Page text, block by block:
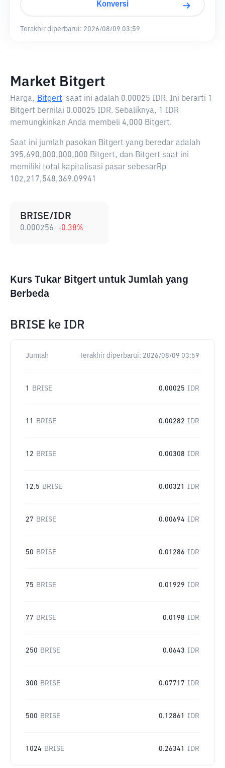
Konversi
Terakhir diperbarui: 2026/08/09 03:59
Market Bitgert
Harga, Bitgert saat ini adalah 0.00025 IDR. Ini berarti 1
Bitgert bernilai 0.00025 IDR. Sebaliknya, 1 IDR
memungkinkan Anda membeli 4,000 Bitgert.
Saat ini jumlah pasokan Bitgert yang beredar adalah
395,690,000,000,000 Bitgert, dan Bitgert saat ini
memiliki total kapitalisasi pasar sebesarRp
102,217,548,369.09941
BRISE/IDR
0.000256 -0.38%
Kurs Tukar Bitgert untuk Jumlah yang
Berbeda
BRISE ke IDR
Jumlah Terakhir diperbarui: 2026/08/09 03:59
1 BRISE 0.00025 IDR
11 BRISE 0.00282 IDR
12 BRISE 0.00308 IDR
12.5 BRISE 0.00321 IDR
27 BRISE 0.00694 IDR
50 BRISE 0.01286 IDR
75 BRISE 0.01929 IDR
77 BRISE 0.0198 IDR
250 BRISE 0.0643 IDR
300 BRISE 0.07717 IDR
500 BRISE 0.12861 IDR
1024 BRISE 0.26341 IDR